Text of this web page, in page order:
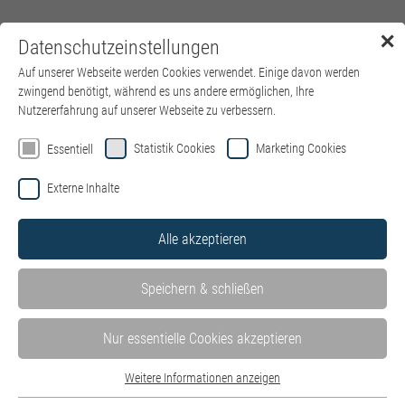
Menü
Willkommen auf der Jobbörse von
kbo – Kliniken des Bezirks
Oberbayern
Hier finden Sie alle Stellenangebote in unseren Kliniken und
Einrichtungen – wohnortnah in ganz Oberbayern. Mit Klick auf
die einzelnen Kliniken können Sie die dort ausgeschriebenen
Stellenangebote ganz einfach filtern.
Stellen der IT des Bezirks Oberbayern GmbH finden Sie hier auf
Website der IT.
Bewerben Sie sich jetzt alsHR Systems Specialist (m/w/d) –
Schwerpunkt P&I LOGA.
✕
Datenschutzeinstellungen
Auf unserer Webseite werden Cookies verwendet. Einige davon werden
zwingend benötigt, während es uns andere ermöglichen, Ihre
Nutzererfahrung auf unserer Webseite zu verbessern.
Essentiell Statistik Cookies Marketing Cookies
Externe Inhalte
Alle akzeptieren
Speichern & schließen
Nur essentielle Cookies akzeptieren
Weitere Informationen anzeigen